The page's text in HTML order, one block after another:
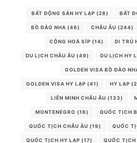
BẤT ĐỘNG SẢN HY LẠP (28) BẤT
BỒ ĐÀO NHA (46) CHÂU ÂU (244)
CỘNG HOÀ SÍP (14) DI TRÚ
DU LỊCH CHÂU ÂU (49) DU LỊCH HY
GOLDEN VISA BỒ ĐÀO
GOLDEN VISA HY LẠP (41) HY LẠP
LIÊN MINH CHÂU ÂU (133)
MONTENEGRO (16) QUỐC TỊCH
QUỐC TỊCH CHÂU ÂU (19) QUỐC
QUỐC TỊCH HY LẠP (17) QUỐC TỊCH